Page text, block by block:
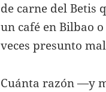
de carne del Betis
un café en Bilbao
veces presunto
Cuánta razón —y